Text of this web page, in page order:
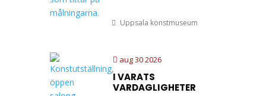
Uppsala konstmuseum
aug 30 2026
I VARATS
VARDAGLIGHETER